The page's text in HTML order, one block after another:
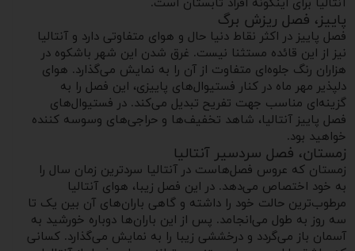
آنتالیا برای اینگونه افراد تابستان است.
پاییز، فصل ریزش برگ
فصل پاییز در اکثر نقاط دنیا حال و هوای متفاوتی دارد و آنتالیا
نیز از این قائده مستثنا نیست. غرق شدن این شهر باشکوه در
هزاران رنگ جلوه‌ای متفاوت از آن را به نمایش می‌گذارد. هوای
دلپذیر مهر ماه در کنار فستیوال‌های پاییزی، این فصل را به
گزینه‌ای مناسب جهت تفریح تبدیل می‌کند. در فستیوال‌های
فصل پاییز آنتالیا، شاهد تخفیف‌ها و حراجی‌های وسوسه‌ کننده
خواهید بود.
زمستان، فصل سردسیر آنتالیا
زمستان که عروس فصل‌هاست در آنتالیا سردترین زمان سال را
به خود اختصاص می‌دهد. در این فصل زیبا، هوای آنتالیا
مرطوب‌ترین حالت خود را داشته و گاهی‌ باران‌های آن بین یک تا
سه روز به طول می‌انجامد. پس از این باران‌ها دوباره خورشید به
آسمان باز می‌گردد و درخششی زیبا را به نمایش می‌گذارد. کسانی